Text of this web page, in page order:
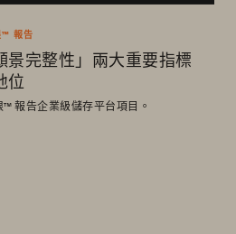
™ 報告
景完整性」兩大重要指標
位
™ 報告企業級儲存平台項目。